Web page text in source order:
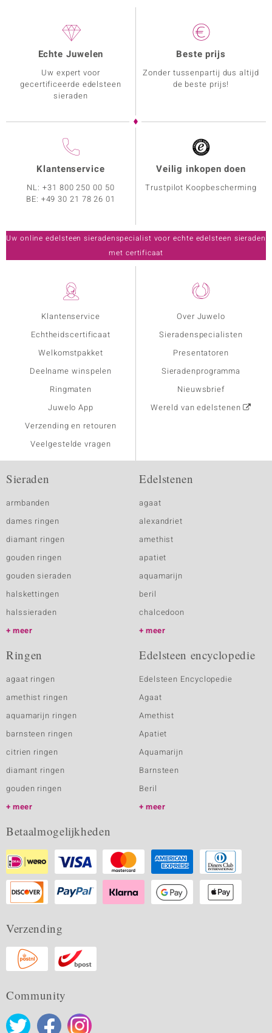
Klantenservice
Echtheidscertificaat
Welkomstpakket
Deelname winspelen
Ringmaten
Juwelo App
Verzending en retouren
Veelgestelde vragen
Over Juwelo
Sieradenspecialisten
Presentatoren
Sieradenprogramma
Nieuwsbrief
Wereld van edelstenen
Echte Juwelen
Uw expert voor
gecertificeerde edelsteen
sieraden
Beste prijs
Zonder tussenpartij dus altijd
de beste prijs!
Klantenservice
NL:+31 800 250 00 50
BE: +49 30 21 78 26 01
Veilig inkopen doen
Trustpilot Koopbescherming
Uw online edelsteen sieradenspecialist voor echte edelsteen sieraden
met certificaat
Sieraden
armbanden
dames ringen
diamant ringen
gouden ringen
gouden sieraden
halskettingen
halssieraden
meer
Edelstenen
agaat
alexandriet
amethist
apatiet
aquamarijn
beril
chalcedoon
meer
Ringen
agaat ringen
amethist ringen
aquamarijn ringen
barnsteen ringen
citrien ringen
diamant ringen
gouden ringen
meer
Edelsteen encyclopedie
Edelsteen Encyclopedie
Agaat
Amethist
Apatiet
Aquamarijn
Barnsteen
Beril
meer
Betaalmogelijkheden
Verzending
Community